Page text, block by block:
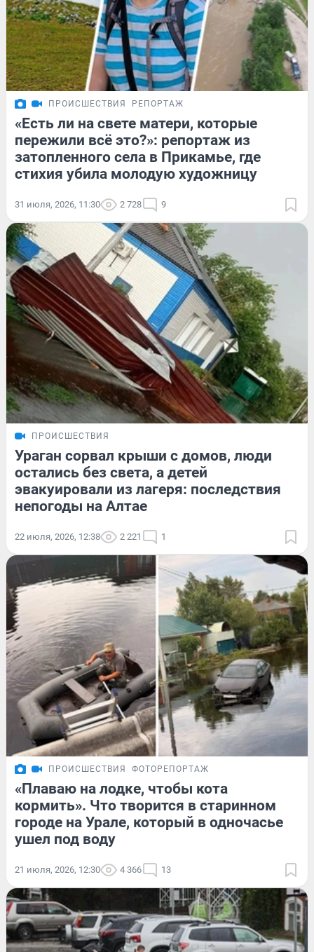
ПРОИСШЕСТВИЯ РЕПОРТАЖ
«Есть ли на свете матери, которые
пережили всё это?»: репортаж из
затопленного села в Прикамье, где
стихия убила молодую художницу
31 июля, 2026, 11:30 2 728 9
ПРОИСШЕСТВИЯ
Ураган сорвал крыши с домов, люди
остались без света, а детей
эвакуировали из лагеря: последствия
непогоды на Алтае
22 июля, 2026, 12:38 2 221 1
ПРОИСШЕСТВИЯ ФОТОРЕПОРТАЖ
«Плаваю на лодке, чтобы кота
кормить». Что творится в старинном
городе на Урале, который в одночасье
ушел под воду
21 июля, 2026, 12:30 4 366 13